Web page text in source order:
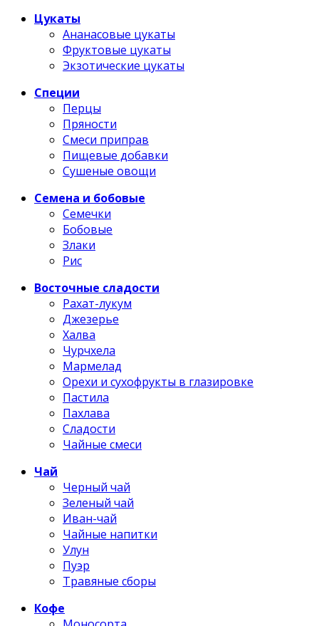
Цукаты
Ананасовые цукаты
Фруктовые цукаты
Экзотические цукаты
Специи
Перцы
Пряности
Смеси приправ
Пищевые добавки
Сушеные овощи
Семена и бобовые
Семечки
Бобовые
Злаки
Рис
Восточные сладости
Рахат-лукум
Джезерье
Халва
Чурчхела
Мармелад
Орехи и сухофрукты в глазировке
Пастила
Пахлава
Сладости
Чайные смеси
Чай
Черный чай
Зеленый чай
Иван-чай
Чайные напитки
Улун
Пуэр
Травяные сборы
Кофе